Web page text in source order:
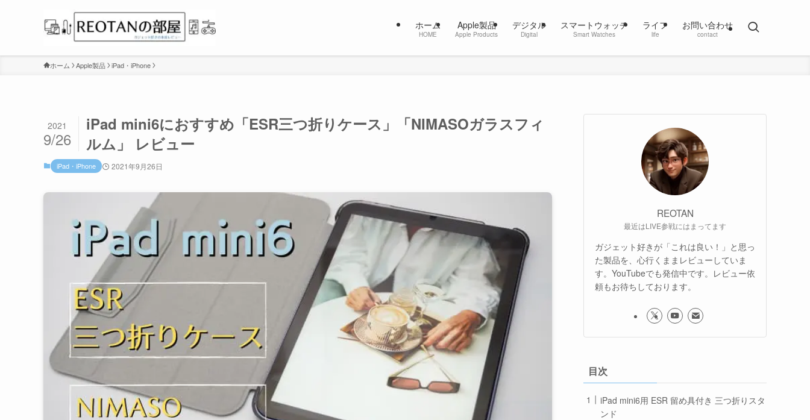
ホーム
HOME
Apple製品
Apple Products
デジタル
Digital
スマートウォッチ
Smart Watches
ライフ
life
お問い合わせ
contact
ホーム Apple製品 iPad・iPhone
iPad mini6におすすめ「ESR三つ折りケース」「NIMASOガラスフィ
ルム」 レビュー
2021
9/26
iPad・iPhone 2021年9月26日
REOTAN
最近はLIVE参戦にはまってます
ガジェット好きが「これは良い！」と思っ
た製品を、心行くままレビューしていま
す。YouTubeでも発信中です。レビュー依
頼もお待ちしております。
目次
iPad mini6用 ESR 留め具付き 三つ折りスタ
ンド